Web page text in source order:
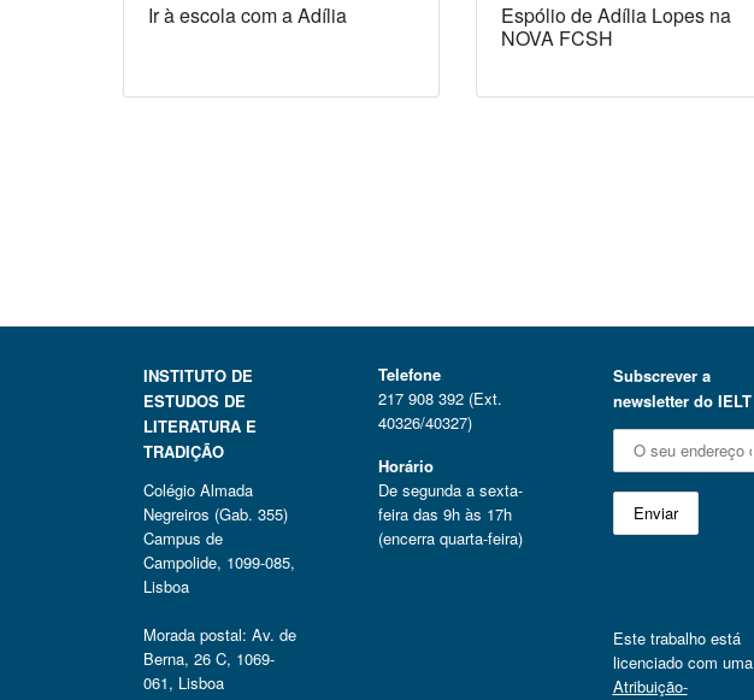
Ir à escola com a Adília
Espólio de Adília Lopes na
NOVA FCSH
INSTITUTO DE
ESTUDOS DE
LITERATURA E
TRADIÇÃO
Colégio Almada
Negreiros (Gab. 355)
Campus de
Campolide, 1099-085,
Lisboa
Morada postal: Av. de
Berna, 26 C, 1069-
061, Lisboa
Telefone
217 908 392 (Ext.
40326/40327)
Horário
De segunda a sexta-
feira das 9h às 17h
(encerra quarta-feira)
Subscrever a
newsletter do IELT
Este trabalho está
licenciado com uma
Atribuição-